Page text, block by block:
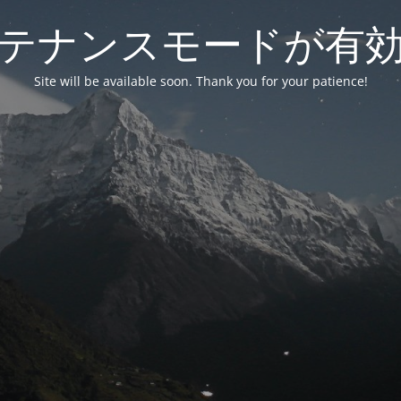
ナンスモードが有
Site will be available soon. Thank you for your patience!